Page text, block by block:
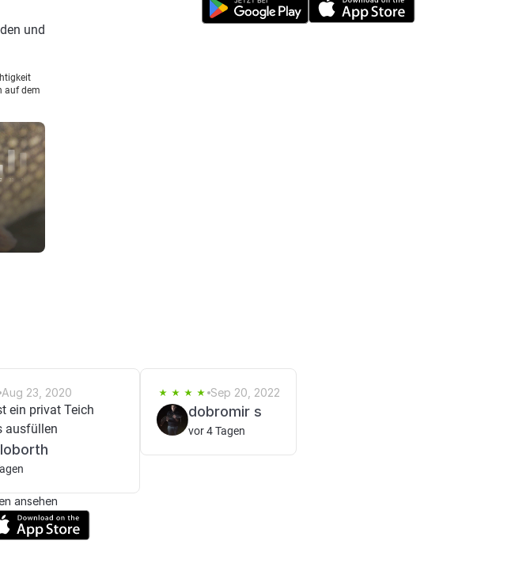
und
auf dem
Aug 23, 2020
ein privat Teich
ausfüllen
Sep 20, 2022
dobromir s
vor 4 Tagen
ansehen